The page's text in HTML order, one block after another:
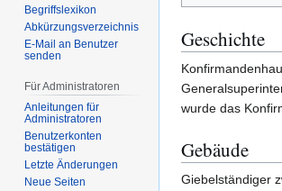
Geschichte
wurde das
Gebäude
Giebelständiger
Begriffslexikon
Abkürzungsverzeichnis
E-Mail an Benutzer
senden
Für Administratoren
Anleitungen für
Administratoren
Benutzerkonten
bestätigen
Letzte Änderungen
Neue Seiten